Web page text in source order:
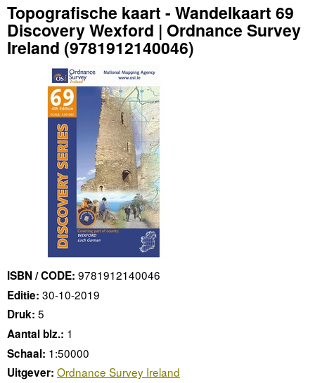
Topografische kaart - Wandelkaart 69
Discovery Wexford | Ordnance Survey
Ireland (9781912140046)
ISBN / CODE: 9781912140046
Editie: 30-10-2019
Druk: 5
Aantal blz.: 1
Schaal: 1:50000
Uitgever: Ordnance Survey Ireland